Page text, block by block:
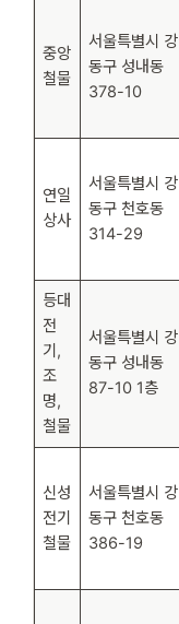
중앙
철물
서울특별시 강
동구 성내동
378-10
연일
상사
서울특별시 강
동구 천호동
314-29
등대
전
기,
조
명,
철물
서울특별시 강
동구 성내동
87-10 1층
신성
전기
철물
서울특별시 강
동구 천호동
386-19